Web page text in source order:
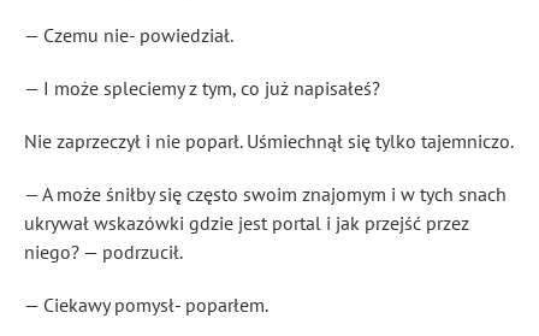
— Czemu nie- powiedział.
— I może spleciemy z tym, co już napisałeś?
Nie zaprzeczył i nie poparł. Uśmiechnął się tylko tajemniczo.
— A może śniłby się często swoim znajomym i w tych snach
ukrywał wskazówki gdzie jest portal i jak przejść przez
niego? — podrzucił.
— Ciekawy pomysł- poparłem.